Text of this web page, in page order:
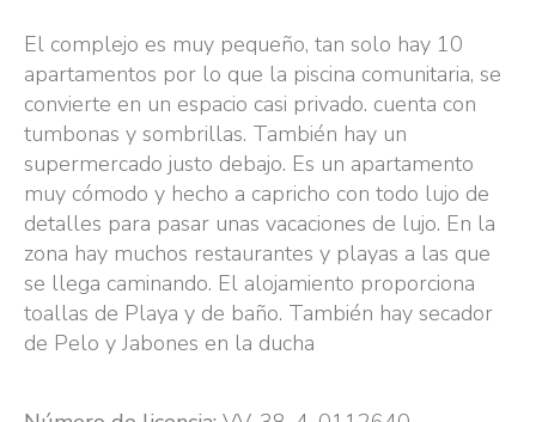
El complejo es muy pequeño, tan solo hay 10
apartamentos por lo que la piscina comunitaria, se
convierte en un espacio casi privado. cuenta con
tumbonas y sombrillas. También hay un
supermercado justo debajo. Es un apartamento
muy cómodo y hecho a capricho con todo lujo de
detalles para pasar unas vacaciones de lujo. En la
zona hay muchos restaurantes y playas a las que
se llega caminando. El alojamiento proporciona
toallas de Playa y de baño. También hay secador
de Pelo y Jabones en la ducha